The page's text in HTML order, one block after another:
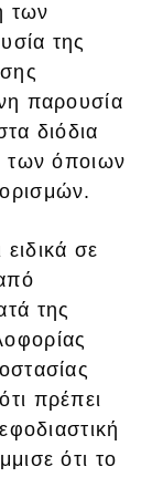
των
της
παρουσία
διόδια
των όποιων
σε
της
πρέπει
ότι το